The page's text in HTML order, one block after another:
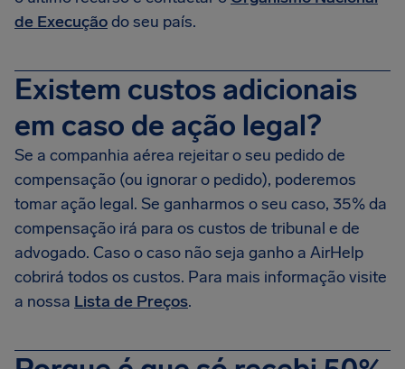
de Execuçãodo seu país.
Existem custos adicionais
em caso de ação legal?
Se a companhia aérea rejeitar o seu pedido de
compensação (ou ignorar o pedido), poderemos
tomar ação legal. Se ganharmos o seu caso, 35% da
compensação irá para os custos de tribunal e de
advogado. Caso o caso não seja ganho a AirHelp
cobrirá todos os custos. Para mais informação visite
a nossa Lista de Preços.